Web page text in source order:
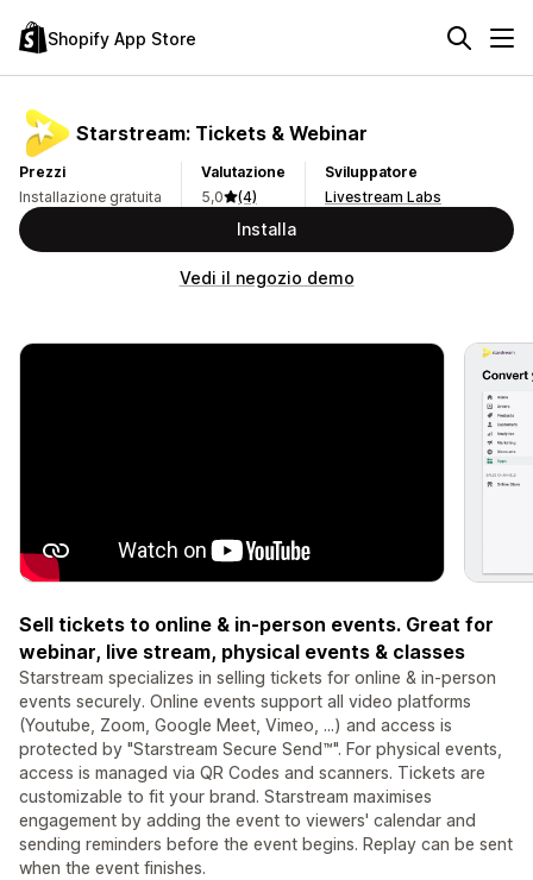
Shopify App Store
Starstream: Tickets & Webinar
Prezzi
Installazione gratuita
Valutazione
5,0
(4)
Sviluppatore
Livestream Labs
Installa
Vedi il negozio demo
Sell tickets to online & in-person events. Great for
webinar, live stream, physical events & classes
Starstream specializes in selling tickets for online & in-person
events securely. Online events support all video platforms
(Youtube, Zoom, Google Meet, Vimeo, ...) and access is
protected by "Starstream Secure Send™️". For physical events,
access is managed via QR Codes and scanners. Tickets are
customizable to fit your brand. Starstream maximises
engagement by adding the event to viewers' calendar and
sending reminders before the event begins. Replay can be sent
when the event finishes.